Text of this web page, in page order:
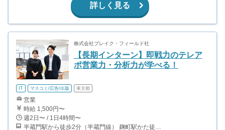
詳しく見る
株式会社ブレイク・フィールド社
【長期インターン】即戦力のテレア
ポ営業力・分析力が学べる！
IT マスコミ/広告/出版 東京都
営業
時給 1,500円〜
週2日〜 / 1日4時間〜